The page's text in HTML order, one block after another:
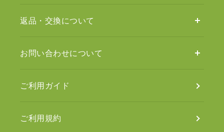
返品・交換について
お問い合わせについて
ご利用ガイド
ご利用規約